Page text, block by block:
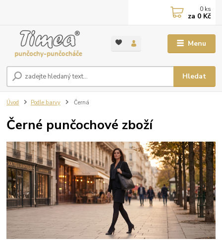
Menu
Hledat
0 ks
za 0 Kč
Úvod Podle barvy Černá
Černé punčochové zboží